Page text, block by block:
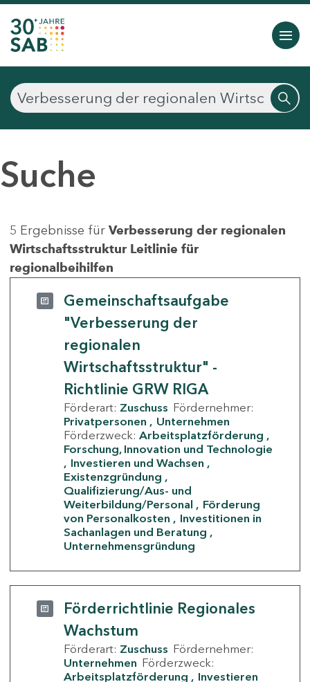
Suche
5 Ergebnisse für Verbesserung der regionalen
Wirtschaftsstruktur Leitlinie für
regionalbeihilfen
Gemeinschaftsaufgabe
"Verbesserung der
regionalen
Wirtschaftsstruktur" -
Richtlinie GRW RIGA
Förderart: Zuschuss Fördernehmer:
Privatpersonen
Unternehmen
Förderzweck: Arbeitsplatzförderung
Forschung, Innovation und Technologie
Investieren und Wachsen
Existenzgründung
Qualifizierung/Aus- und
Weiterbildung/Personal
Förderung
von Personalkosten
Investitionen in
Sachanlagen und Beratung
Unternehmensgründung
Förderrichtlinie Regionales
Wachstum
Förderart: Zuschuss Fördernehmer:
Unternehmen Förderzweck:
Arbeitsplatzförderung
Investieren